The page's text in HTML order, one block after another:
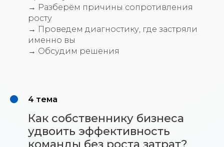
→ Разберём причины сопротивления
росту
→ Проведем диагностику, где застряли
именно вы
→ Обсудим решения
4 тема
Как собственнику бизнеса
удвоить эффективность
команды без роста затрат?